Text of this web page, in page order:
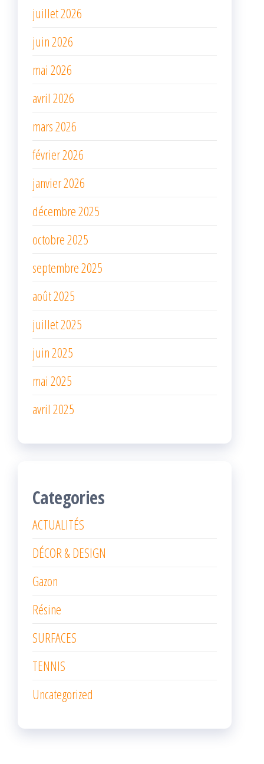
juillet 2026
juin 2026
mai 2026
avril 2026
mars 2026
février 2026
janvier 2026
décembre 2025
octobre 2025
septembre 2025
août 2025
juillet 2025
juin 2025
mai 2025
avril 2025
Categories
ACTUALITÉS
DÉCOR & DESIGN
Gazon
Résine
SURFACES
TENNIS
Uncategorized